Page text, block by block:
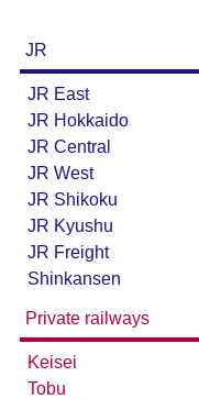
JR
JR East
JR Hokkaido
JR Central
JR West
JR Shikoku
JR Kyushu
JR Freight
Shinkansen
Private railways
Keisei
Tobu